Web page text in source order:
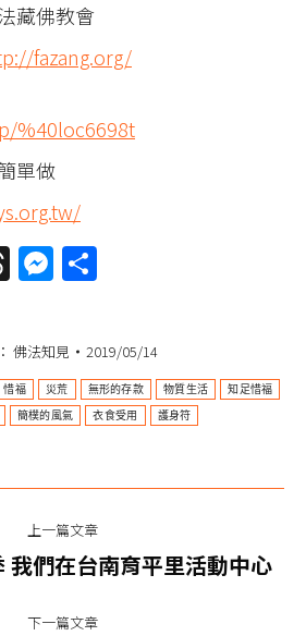
藏佛教會
fazang.org/
%40loc6698t
單做
Threads
Messenger
佛法知見
2019/05/14
惜福 災荒 無形的存款 物質生活 知足惜福
簡樸的風氣 衣食受用 護身符
上一篇文章
上
篇
我們在台南育平里活動中心
下一篇文章